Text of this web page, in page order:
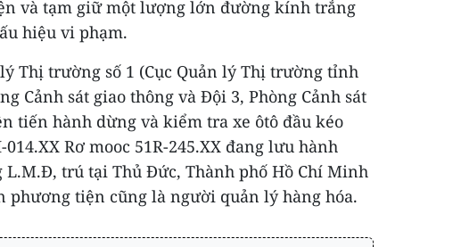
và tạm giữ một lượng lớn đường kính trắng
hiệu vi phạm.
Thị trường số 1 (Cục Quản lý Thị trường tỉnh
Cảnh sát giao thông và Đội 3, Phòng Cảnh sát
tiến hành dừng và kiểm tra xe ôtô đầu kéo
Rơ mooc 51R-245.XX đang lưu hành
L.M.Đ, trú tại Thủ Đức, Thành phố Hồ Chí Minh
tiện cũng là người quản lý hàng hóa.